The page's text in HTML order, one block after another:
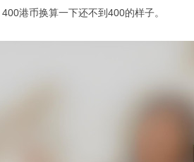
港币换算一下还不到400的样子。